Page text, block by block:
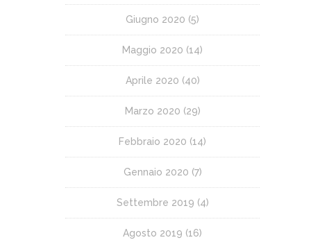
Giugno 2020 (5)
Maggio 2020 (14)
Aprile 2020 (40)
Marzo 2020 (29)
Febbraio 2020 (14)
Gennaio 2020 (7)
Settembre 2019 (4)
Agosto 2019 (16)